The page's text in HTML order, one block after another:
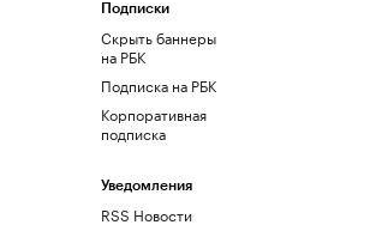
Подписки
Скрыть баннеры
на РБК
Подписка на РБК
Корпоративная
подписка
Уведомления
RSS Новости